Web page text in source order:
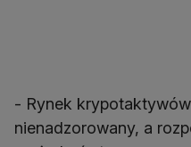
- Rynek
nienadzorowany, a